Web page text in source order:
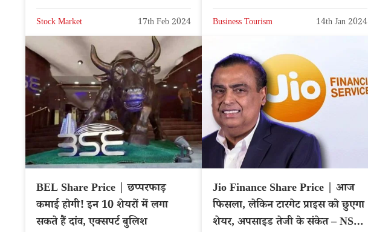
Stock Market 17th Feb 2024 Business Tourism 14th Jan 2024
BEL Share Price | छप्परफाड़
कमाई होगी! इन 10 शेयरों में लगा
सकते हैं दांव, एक्सपर्ट बुलिश
Jio Finance Share Price | आज
फिसला, लेकिन टारगेट प्राइस को छुएगा
शेयर, अपसाइड तेजी के संकेत – NSE: